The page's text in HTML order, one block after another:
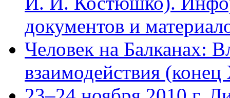
документов и
Человек на Балканах:
взаимодействия